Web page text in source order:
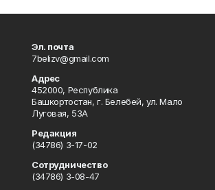
Эл. почта
7belizv@gmail.com
Адрес
452000, Республика
Башкортостан, г. Белебей, ул. Мало
Луговая, 53А
Редакция
(34786) 3-17-02
Сотрудничество
(34786) 3-08-47